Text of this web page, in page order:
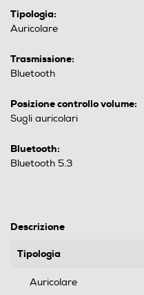
Tipologia:
Auricolare
Trasmissione:
Bluetooth
Posizione controllo volume:
Sugli auricolari
Bluetooth:
Bluetooth 5.3
Descrizione
Tipologia
Auricolare